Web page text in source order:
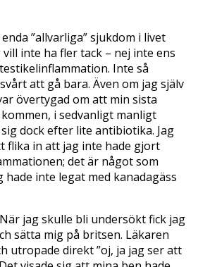
”allvarliga” sjukdom i livet
inte ha fler tack – nej inte ens
Inte så
att gå bara. Även om jag själv
övertygad om att min sista
i sedvanligt manligt
dock efter lite antibiotika. Jag
flika in att jag inte hade gjort
det är något som
hade inte legat med kanadagäss
jag skulle bli undersökt fick jag
sätta mig på britsen. Läkaren
utropade direkt ”oj, ja jag ser att